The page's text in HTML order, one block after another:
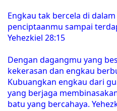
Engkau tak bercela di
penciptaanmu sampai
Yehezkiel 28:15
Dengan dagangmu yang
kekerasan dan engkau
Kubuangkan engkau dari
yang berjaga
batu yang bercahaya.